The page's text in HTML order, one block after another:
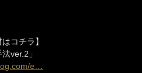
コチラ】
ver.2」
e…